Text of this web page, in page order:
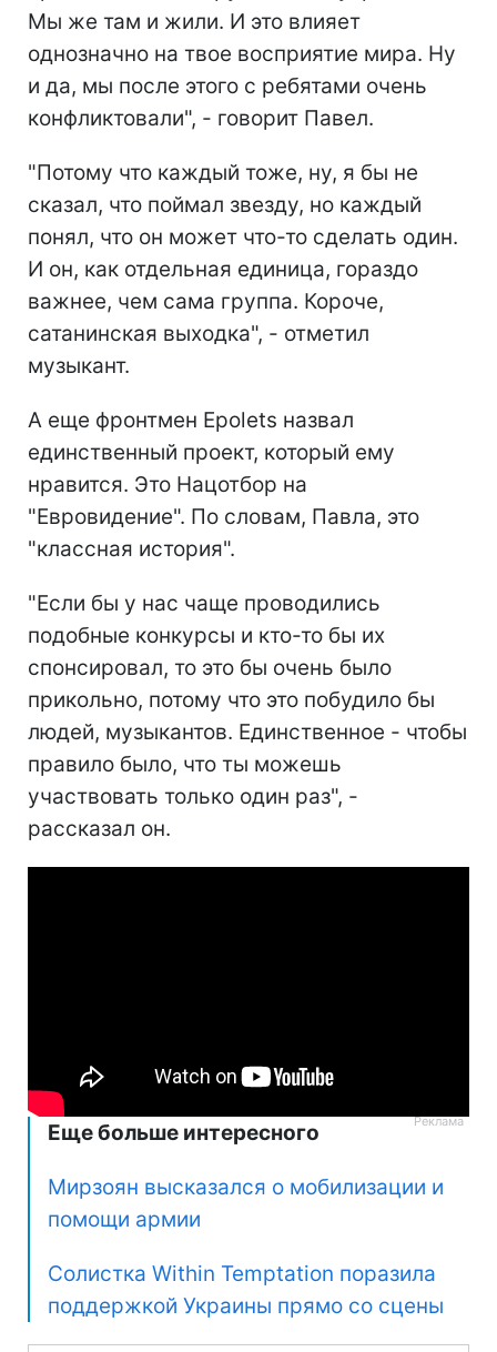
Мы же там и жили. И это влияет
однозначно на твое восприятие мира. Ну
и да, мы после этого с ребятами очень
конфликтовали", - говорит Павел.
"Потому что каждый тоже, ну, я бы не
сказал, что поймал звезду, но каждый
понял, что он может что-то сделать один.
И он, как отдельная единица, гораздо
важнее, чем сама группа. Короче,
сатанинская выходка", - отметил
музыкант.
А еще фронтмен Epolets назвал
единственный проект, который ему
нравится. Это Нацотбор на
"Евровидение". По словам, Павла, это
"классная история".
"Если бы у нас чаще проводились
подобные конкурсы и кто-то бы их
спонсировал, то это бы очень было
прикольно, потому что это побудило бы
людей, музыкантов. Единственное - чтобы
правило было, что ты можешь
участвовать только один раз", -
рассказал он.
Еще больше интересного
Мирзоян высказался о мобилизации и
помощи армии
Солистка Within Temptation поразила
поддержкой Украины прямо со сцены